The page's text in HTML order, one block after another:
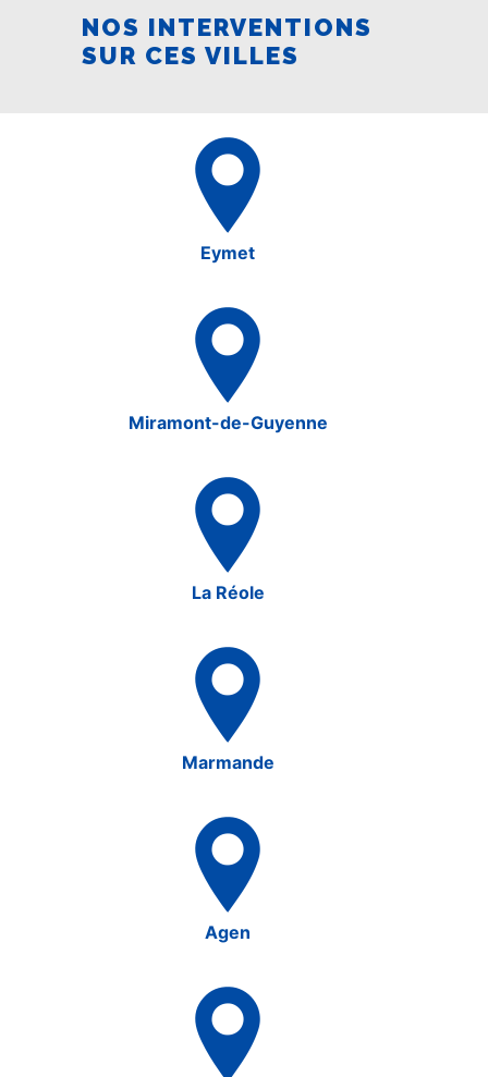
NOS INTERVENTIONS
SUR CES VILLES
Eymet
Miramont-de-Guyenne
La Réole
Marmande
Agen